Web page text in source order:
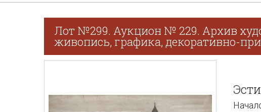
Лот №299. Аукцион № 229. Архив
живопись, графика, декоративно-